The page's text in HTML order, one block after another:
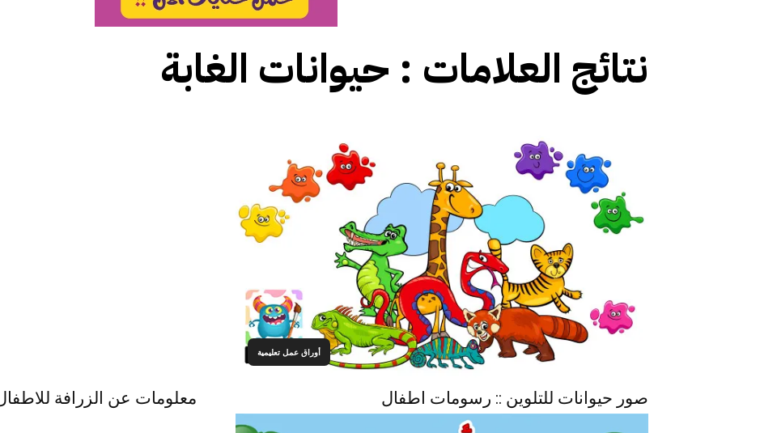
نتائج العلامات : حيوانات الغابة
أوراق عمل تعليمية
صور حيوانات للتلوين :: رسومات اطفال معلومات عن الزرافة